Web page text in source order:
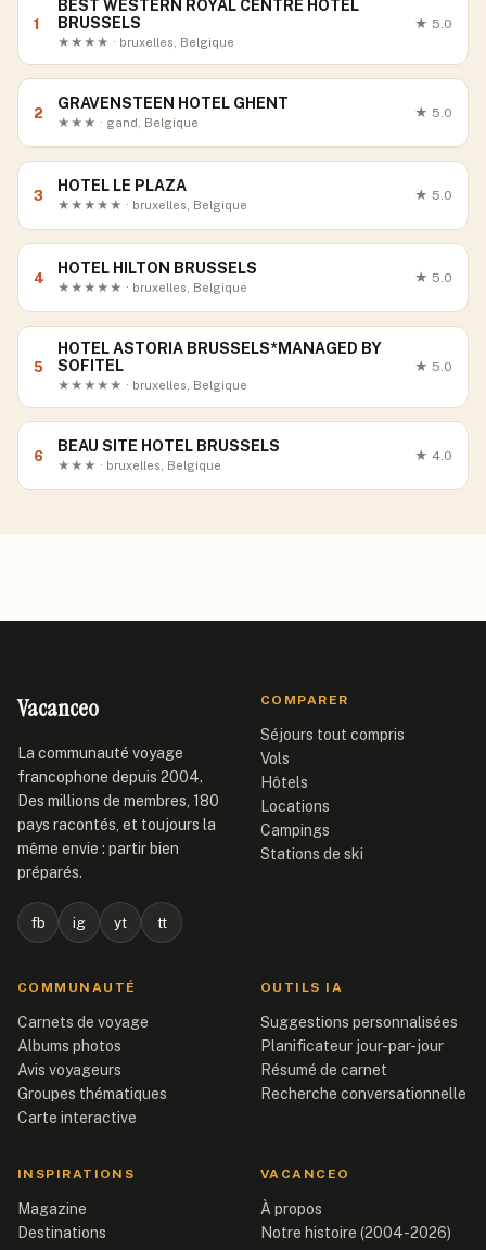
1
BEST WESTERN ROYAL CENTRE HOTEL
BRUSSELS
★★★★ · bruxelles, Belgique
★ 5.0
2
GRAVENSTEEN HOTEL GHENT
★★★ · gand, Belgique
★ 5.0
3
HOTEL LE PLAZA
★★★★★ · bruxelles, Belgique
★ 5.0
4
HOTEL HILTON BRUSSELS
★★★★★ · bruxelles, Belgique
★ 5.0
5
HOTEL ASTORIA BRUSSELS*MANAGED BY
SOFITEL
★★★★★ · bruxelles, Belgique
★ 5.0
6
BEAU SITE HOTEL BRUSSELS
★★★ · bruxelles, Belgique
★ 4.0
Vacanceo
La communauté voyage
francophone depuis 2004.
Des millions de membres, 180
pays racontés, et toujours la
même envie : partir bien
préparés.
fb ig yt tt
COMPARER
Séjours tout compris
Vols
Hôtels
Locations
Campings
Stations de ski
COMMUNAUTÉ
Carnets de voyage
Albums photos
Avis voyageurs
Groupes thématiques
Carte interactive
OUTILS IA
Suggestions personnalisées
Planificateur jour-par-jour
Résumé de carnet
Recherche conversationnelle
INSPIRATIONS
Magazine
Destinations
VACANCEO
À propos
Notre histoire (2004-2026)